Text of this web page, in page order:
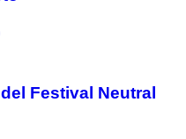
Festival Neutral